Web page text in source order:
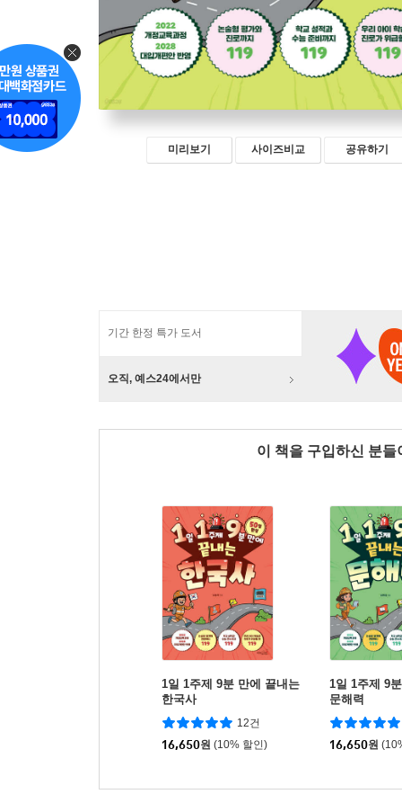
미리보기 사이즈비교 공유하기
기간 한정 특가 도서
오직, 예스24에서만
이 책을 구입하신 분
1일 1주제 9분 만에 끝내는
한국사
12건
16,650원 (10% 할인)
1일 1주제 9
문해력
16,650원